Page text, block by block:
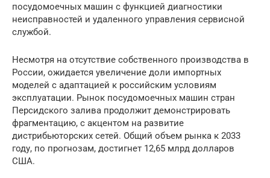
посудомоечных машин с функцией диагностики
неисправностей и удаленного управления сервисной
службой.
Несмотря на отсутствие собственного производства в
России, ожидается увеличение доли импортных
моделей с адаптацией к российским условиям
эксплуатации. Рынок посудомоечных машин стран
Персидского залива продолжит демонстрировать
фрагментацию, с акцентом на развитие
дистрибьюторских сетей. Общий объем рынка к 2033
году, по прогнозам, достигнет 12,65 млрд долларов
США.